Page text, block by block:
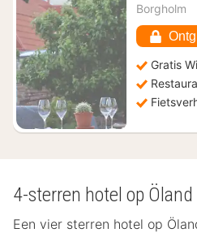
Borgholm
Gratis
4-sterren hotel op
Een vier sterren hotel op